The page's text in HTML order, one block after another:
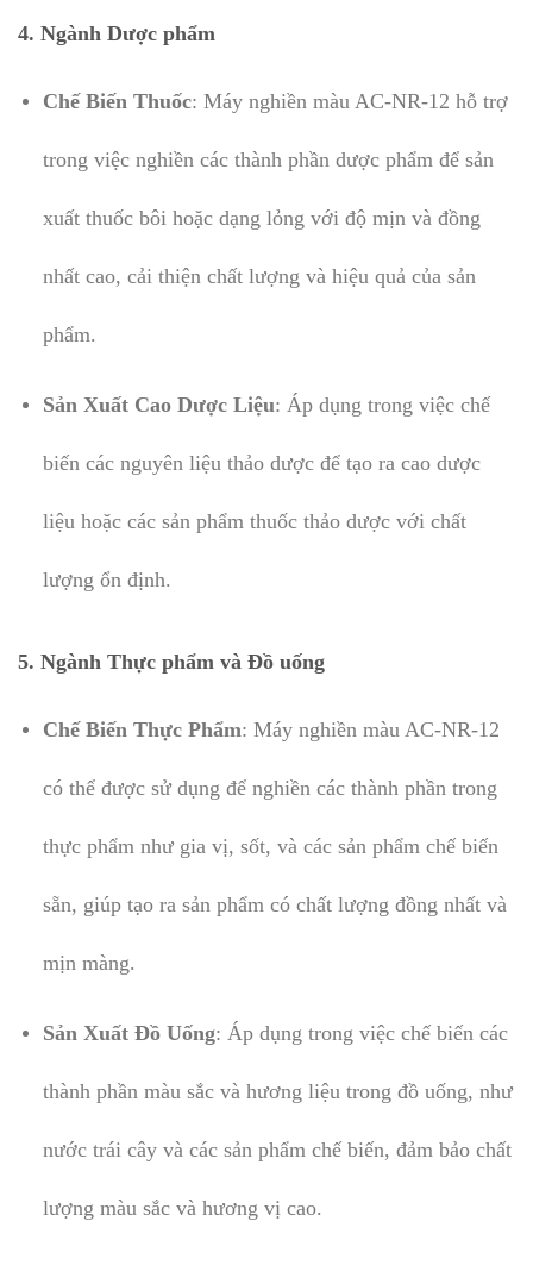
4. Ngành Dược phẩm
Chế Biến Thuốc: Máy nghiền màu AC-NR-12 hỗ trợ
trong việc nghiền các thành phần dược phẩm để sản
xuất thuốc bôi hoặc dạng lỏng với độ mịn và đồng
nhất cao, cải thiện chất lượng và hiệu quả của sản
phẩm.
Sản Xuất Cao Dược Liệu: Áp dụng trong việc chế
biến các nguyên liệu thảo dược để tạo ra cao dược
liệu hoặc các sản phẩm thuốc thảo dược với chất
lượng ổn định.
5. Ngành Thực phẩm và Đồ uống
Chế Biến Thực Phẩm: Máy nghiền màu AC-NR-12
có thể được sử dụng để nghiền các thành phần trong
thực phẩm như gia vị, sốt, và các sản phẩm chế biến
sẵn, giúp tạo ra sản phẩm có chất lượng đồng nhất và
mịn màng.
Sản Xuất Đồ Uống: Áp dụng trong việc chế biến các
thành phần màu sắc và hương liệu trong đồ uống, như
nước trái cây và các sản phẩm chế biến, đảm bảo chất
lượng màu sắc và hương vị cao.